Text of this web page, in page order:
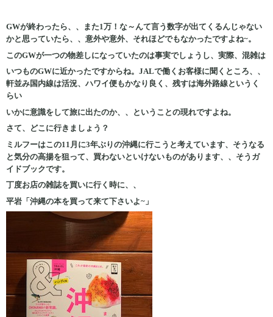
GWが終わったら、、また1万！な～んて言う数字が出てくるんじゃない
かと思っていたら、、意外や意外、それほどでもなかったですよね~。
このGWが一つの物差しになっていたのは事実でしょうし、実際、混雑は
いつものGWに近かったですからね。JALで働くお客様に聞くところ、、
軒並み国内線は活況、ハワイ便もかなり良く、残すは海外路線というく
らい
いかに意識をして旅に出たのか、、ということの現れですよね。
さて、どこに行きましょう？
ミルフーはこの11月に3年ぶりの沖縄に行こうと考えています、そうなる
と気分の高揚を狙って、買わないといけないものがあります、、そうガ
イドブックです。
丁度お店の雑誌を買いに行く時に、、
平岩「沖縄の本を買って来て下さいよ~」